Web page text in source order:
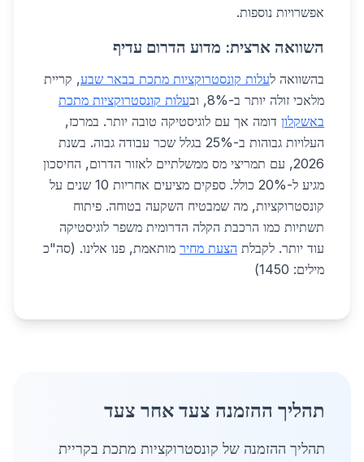
אפשרויות נוספות.
השוואה ארצית: מדוע הדרום עדיף
בהשוואה לעלות קונסטרוקציות מתכת בבאר שבע, קריית
מלאכי זולה יותר ב-8%, וב
עלות קונסטרוקציות מתכת
באשקלון דומה אך עם לוגיסטיקה טובה יותר. במרכז,
העלויות גבוהות ב-25% בגלל שכר עבודה גבוה. בשנת
2026, עם תמריצי מס ממשלתיים לאזור הדרום, החיסכון
מגיע ל-20% כולל. ספקים מציעים אחריות 10 שנים על
קונסטרוקציות, מה שמבטיח השקעה בטוחה. פיתוח
תשתיות כמו הרכבת הקלה הדרומית משפר לוגיסטיקה
עוד יותר. לקבלת הצעת מחיר מותאמת, פנו אלינו. (סה"כ
מילים: 1450)
תהליך ההזמנה צעד אחר צעד
תהליך ההזמנה של קונסטרוקציות מתכת בקריית